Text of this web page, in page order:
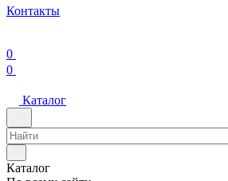
Контакты
0
0
Каталог
Каталог